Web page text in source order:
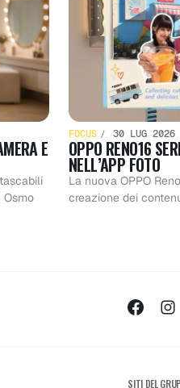
E
FOCUS 30 LUG 2026
OPPO RENO16
NELL’APP FOTO
La nuova OPPO
creazione dei
SITI DEL